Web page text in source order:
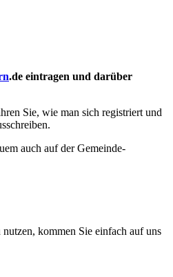
.de eintragen und darüber
Sie, wie man sich registriert und
auch auf der Gemeinde-
kommen Sie einfach auf uns